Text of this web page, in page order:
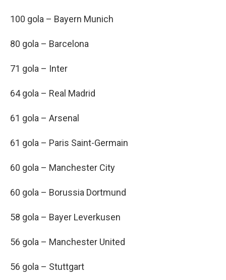
100 gola – Bayern Munich
80 gola – Barcelona
71 gola – Inter
64 gola – Real Madrid
61 gola – Arsenal
61 gola – Paris Saint-Germain
60 gola – Manchester City
60 gola – Borussia Dortmund
58 gola – Bayer Leverkusen
56 gola – Manchester United
56 gola – Stuttgart